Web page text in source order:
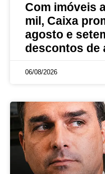
Com imóveis
mil, Caixa
agosto e
descontos de
06/08/2026